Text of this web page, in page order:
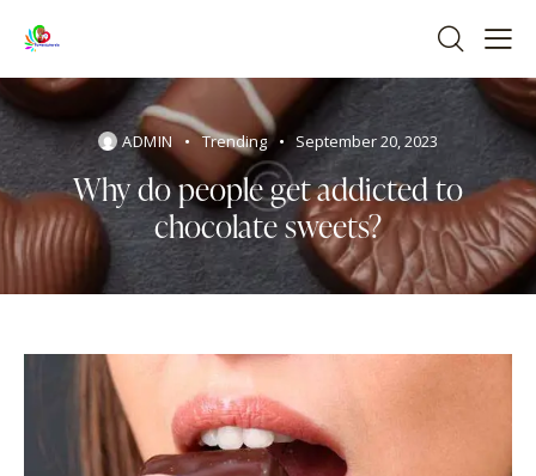
ADMIN Trending September 20, 2023
Why do people get addicted to
chocolate sweets?